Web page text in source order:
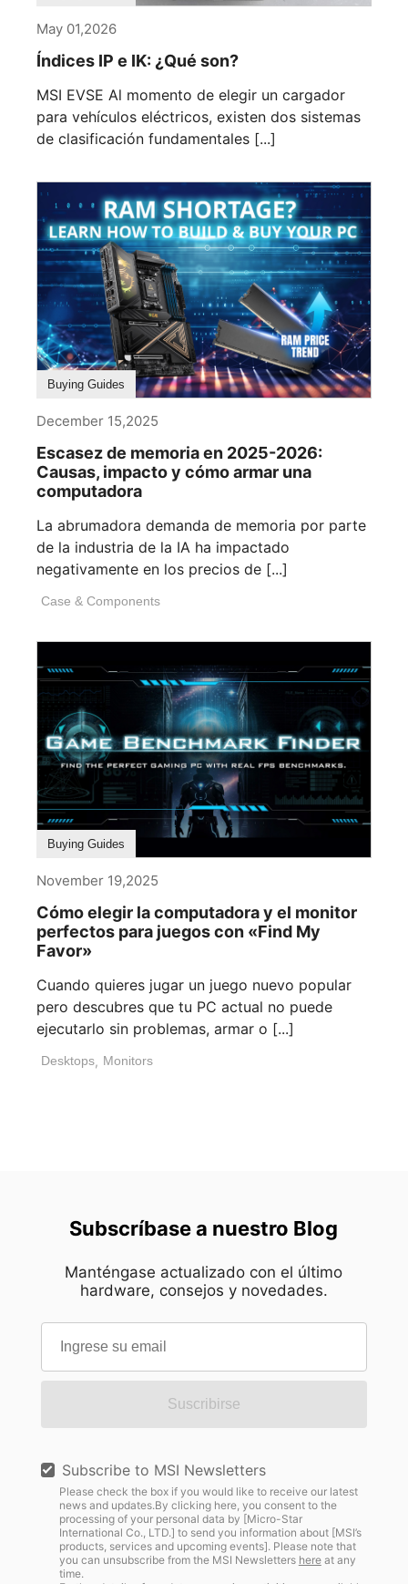
May 01,2026
Índices IP e IK: ¿Qué son?
MSI EVSE Al momento de elegir un cargador
para vehículos eléctricos, existen dos sistemas
de clasificación fundamentales [...]
Buying Guides
December 15,2025
Escasez de memoria en 2025-2026:
Causas, impacto y cómo armar una
computadora
La abrumadora demanda de memoria por parte
de la industria de la IA ha impactado
negativamente en los precios de [...]
Case & Components
Buying Guides
November 19,2025
Cómo elegir la computadora y el monitor
perfectos para juegos con «Find My
Favor»
Cuando quieres jugar un juego nuevo popular
pero descubres que tu PC actual no puede
ejecutarlo sin problemas, armar o [...]
Desktops, Monitors
Subscríbase a nuestro Blog
Manténgase actualizado con el último
hardware, consejos y novedades.
Suscribirse
Subscribe to MSI Newsletters
Please check the box if you would like to receive our latest
news and updates.By clicking here, you consent to the
processing of your personal data by [Micro-Star
International Co., LTD.] to send you information about [MSI’s
products, services and upcoming events]. Please note that
you can unsubscribe from the MSI Newsletters hereat any
time.